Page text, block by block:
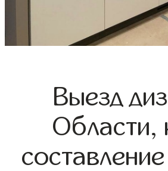
Выезд
Области,